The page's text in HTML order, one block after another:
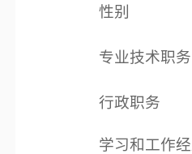
性别
专业技术职务
行政职务
学习和工作